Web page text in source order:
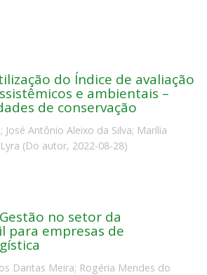
do Índice de avaliação
e ambientais –
de conservação
; José Antônio Aleixo da Silva; Marília
(Do autor, 2022-08-28)
no setor da
para empresas de
Dantas Meira; Rogéria Mendes do